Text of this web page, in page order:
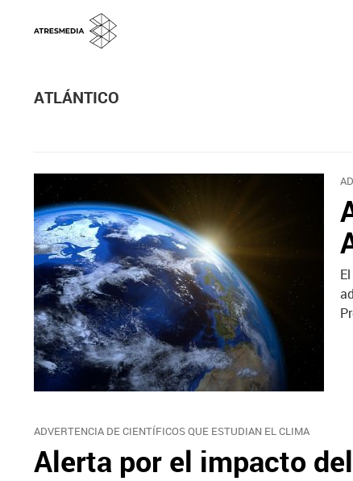
ATLÁNTICO
ADVERTENCIA DE CIENTÍFICOS QUE ESTUDIAN EL CLIMA
Alerta por el impacto